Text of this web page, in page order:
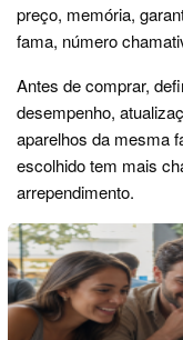
preço, memória,
fama, número
Antes de comprar,
desempenho,
aparelhos da mesma
escolhido tem mais
arrependimento.